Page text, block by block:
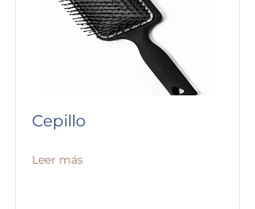
Cepillo
Leer más